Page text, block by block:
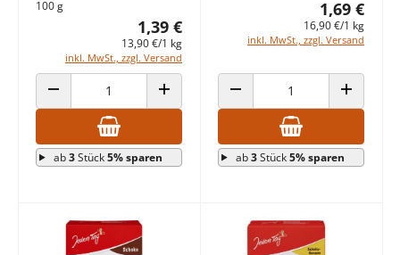
100 g
1,39 €
13,90 €/1 kg
inkl. MwSt., zzgl. Versand
ANZAHL VERRINGERN ANZAHL ERHÖHEN
ab3Stück5% sparen
1,69 €
16,90 €/1 kg
inkl. MwSt., zzgl. Versand
ANZAHL VERRINGERN ANZAHL
ab3Stück5% sparen